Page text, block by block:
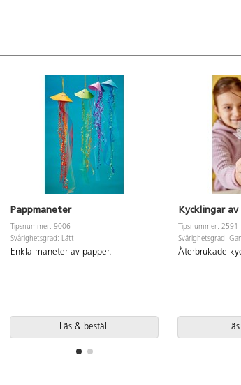
Pappmaneter
Tipsnummer: 9006
Svårighetsgrad: Lätt
Enkla maneter av papper.
Läs & beställ
Kycklingar
Tipsnummer: 2591
Svårighetsgrad:
Återbrukade